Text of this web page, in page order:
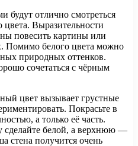
будут отлично смотреться
цвета. Выразительности
повесить картины или
Помимо белого цвета можно
природных оттенков.
сочетаться с чёрным
цвет вызывает грустные
Покрасьте в
а только её часть.
белой, а верхнюю —
стена получится очень